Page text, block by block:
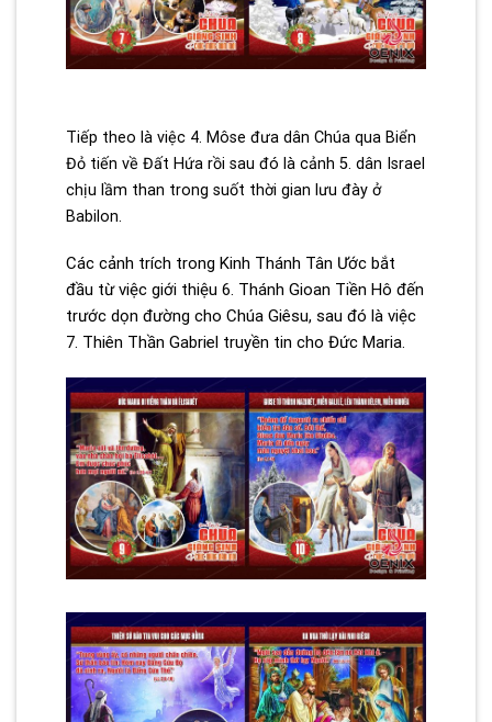
Tiếp theo là việc 4. Môse đưa dân Chúa qua Biển
Đỏ tiến về Đất Hứa rồi sau đó là cảnh 5. dân Israel
chịu lầm than trong suốt thời gian lưu đày ở
Babilon.
Các cảnh trích trong Kinh Thánh Tân Ước bắt
đầu từ việc giới thiệu 6. Thánh Gioan Tiền Hô đến
trước dọn đường cho Chúa Giêsu, sau đó là việc
7. Thiên Thần Gabriel truyền tin cho Đức Maria.